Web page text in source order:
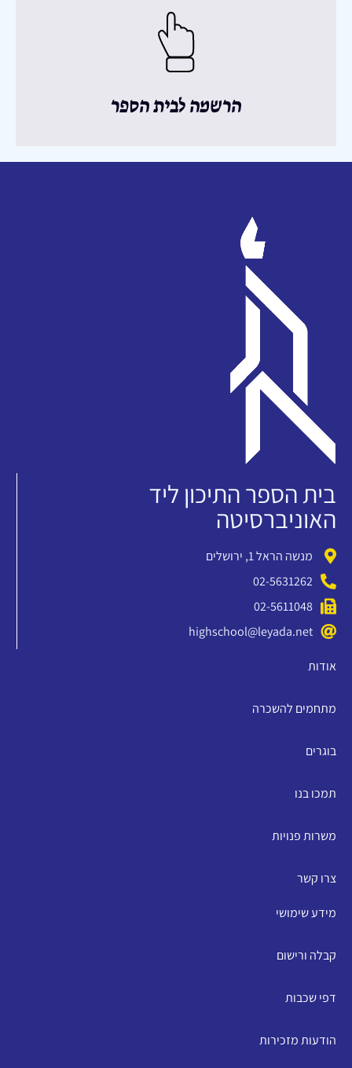
הרשמה לבית הספר
בית הספר התיכון ליד
האוניברסיטה
מנשה הראל 1, ירושלים
02-5631262
02-5611048
highschool@leyada.net
אודות
מתחמים להשכרה
בוגרים
תמכו בנו
משרות פנויות
צרו קשר
מידע שימושי
קבלה ורישום
דפי שכבות
הודעות מזכירות